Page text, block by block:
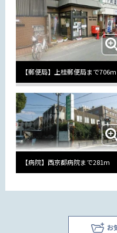
【郵便局】上桂郵便局まで706m
【病院】西京都病院まで281m
お